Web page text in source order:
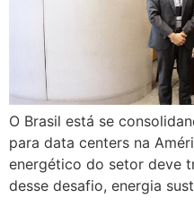
O Brasil está se
para data centers na
energético do setor deve
desse desafio, energia